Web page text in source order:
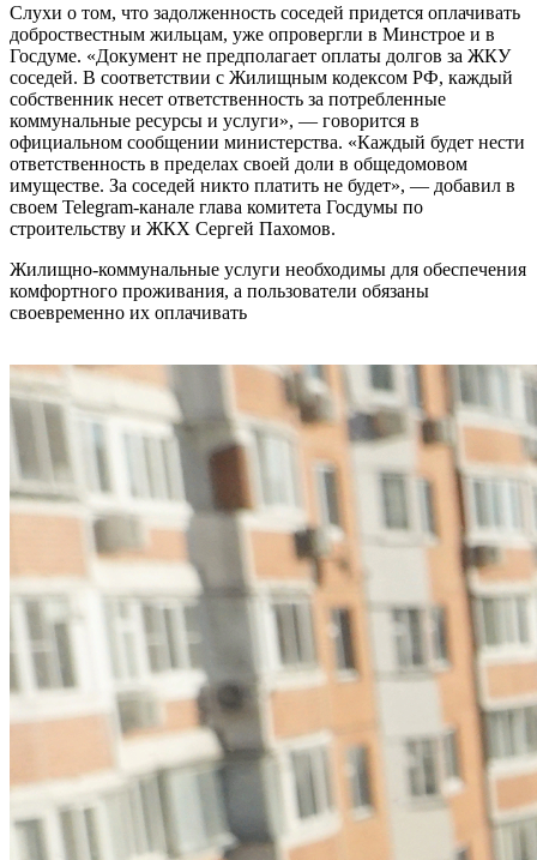
Слухи о том, что задолженность соседей придется оплачивать
доброствестным жильцам, уже опровергли в Минстрое и в
Госдуме. «Документ не предполагает оплаты долгов за ЖКУ
соседей. В соответствии с Жилищным кодексом РФ, каждый
собственник несет ответственность за потребленные
коммунальные ресурсы и услуги», — говорится в
официальном сообщении министерства. «Каждый будет нести
ответственность в пределах своей доли в общедомовом
имуществе. За соседей никто платить не будет», — добавил в
своем Telegram-канале глава комитета Госдумы по
строительству и ЖКХ Сергей Пахомов.
Жилищно-коммунальные услуги необходимы для обеспечения
комфортного проживания, а пользователи обязаны
своевременно их оплачивать